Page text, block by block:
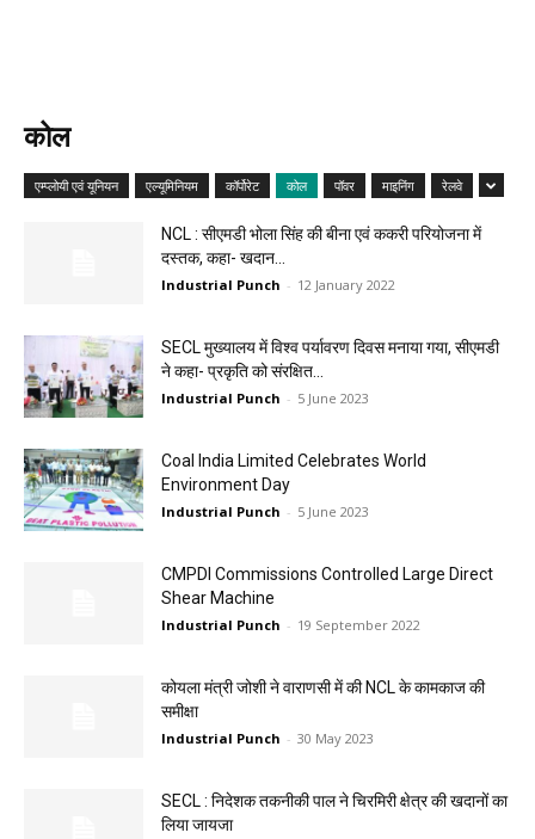
कोल
एम्प्लोयी एवं यूनियन एल्यूमिनियम कॉर्पोरेट कोल पॉवर माइनिंग रेलवे
NCL : सीएमडी भोला सिंह की बीना एवं ककरी परियोजना में
दस्तक, कहा- खदान...
Industrial Punch - 12 January 2022
SECL मुख्यालय में विश्व पर्यावरण दिवस मनाया गया, सीएमडी
ने कहा- प्रकृति को संरक्षित...
Industrial Punch - 5 June 2023
Coal India Limited Celebrates World
Environment Day
Industrial Punch - 5 June 2023
CMPDI Commissions Controlled Large Direct
Shear Machine
Industrial Punch - 19 September 2022
कोयला मंत्री जोशी ने वाराणसी में की NCL के कामकाज की
समीक्षा
Industrial Punch - 30 May 2023
SECL : निदेशक तकनीकी पाल ने चिरमिरी क्षेत्र की खदानों का
लिया जायजा